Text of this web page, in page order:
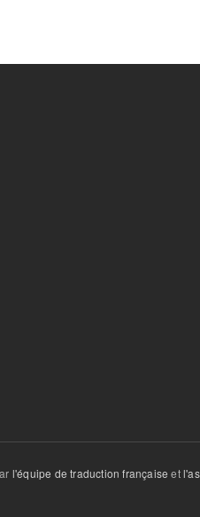
l'équipe de traduction française et